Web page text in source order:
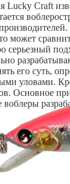
Lucky Craft
может
серьезный
его суть,
уловами.
Основное
воблеры